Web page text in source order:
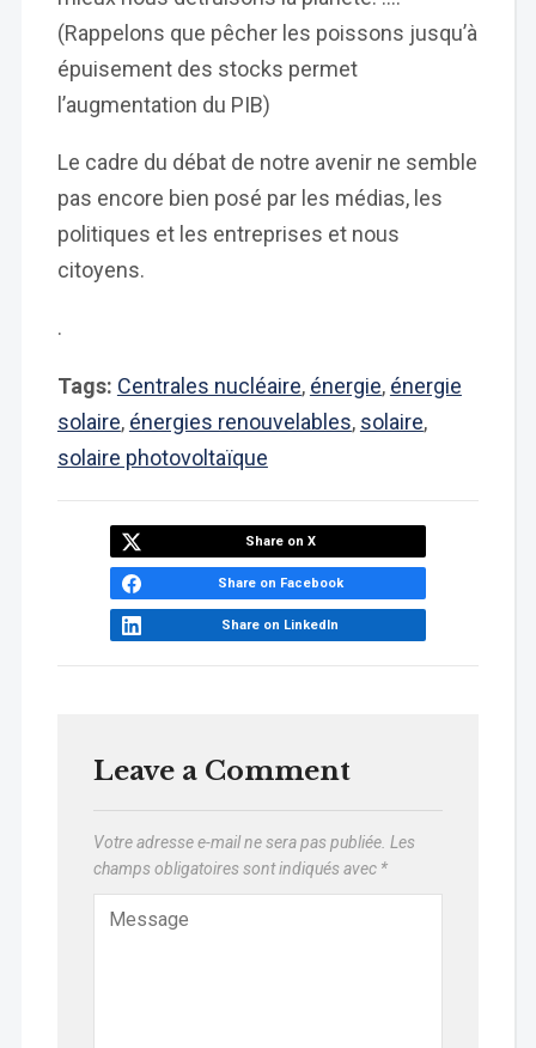
(Rappelons que pêcher les poissons jusqu’à
épuisement des stocks permet
l’augmentation du PIB)
Le cadre du débat de notre avenir ne semble
pas encore bien posé par les médias, les
politiques et les entreprises et nous
citoyens.
.
Tags: Centrales nucléaire, énergie, énergie
solaire, énergies renouvelables, solaire,
solaire photovoltaïque
Share on X
Share on Facebook
Share on LinkedIn
Leave a Comment
Votre adresse e-mail ne sera pas publiée. Les
champs obligatoires sont indiqués avec *